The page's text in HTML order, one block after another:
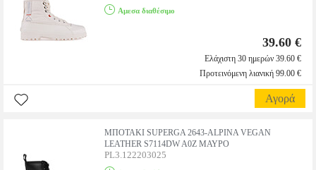
Αμεσα διαθέσιμο
39.60 €
Ελάχιστη 30 ημερών 39.60 €
Προτεινόμενη λιανική 99.00 €
Αγορά
ΜΠΟΤΑΚΙ SUPERGA 2643-ALPINA VEGAN
LEATHER S7114DW A0Z ΜΑΥΡΟ
PL3.122203025